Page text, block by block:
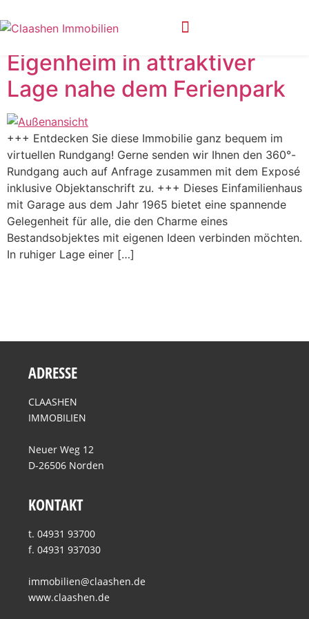
Ort:Berumbur
Eigenheim in attraktiver
Lage nahe dem Ferienpark
+++ Entdecken Sie diese Immobilie ganz bequem im
virtuellen Rundgang! Gerne senden wir Ihnen den 360°-
Rundgang auch auf Anfrage zusammen mit dem Exposé
inklusive Objektanschrift zu. +++ Dieses Einfamilienhaus
mit Garage aus dem Jahr 1965 bietet eine spannende
Gelegenheit für alle, die den Charme eines
Bestandsobjektes mit eigenen Ideen verbinden möchten.
In ruhiger Lage einer […]
ADRESSE
CLAASHEN
IMMOBILIEN
Neuer Weg 12
D-26506 Norden
KONTAKT
t. 04931 93700
f. 04931 937030
immobilien@claashen.de
www.claashen.de